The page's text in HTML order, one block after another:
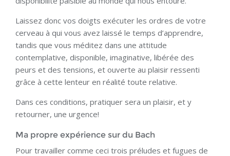
Laissez donc vos doigts exécuter les ordres de votre
cerveau à qui vous avez laissé le temps d’apprendre,
tandis que vous méditez dans une attitude
contemplative, disponible, imaginative, libérée des
peurs et des tensions, et ouverte au plaisir ressenti
grâce à cette lenteur en réalité toute relative.
Dans ces conditions, pratiquer sera un plaisir, et y
retourner, une urgence!
Ma propre expérience sur du Bach
Pour travailler comme ceci trois préludes et fugues de